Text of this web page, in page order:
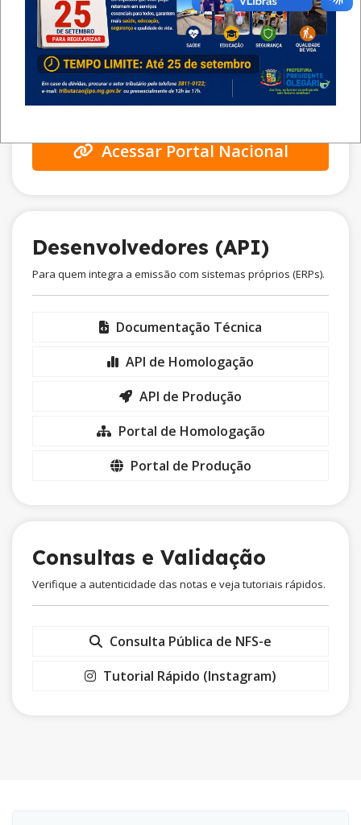
Vídeo: Emissão via Web
Vídeo: Emissão via APP
E-Book de Instruções
Acessar Portal Nacional
Desenvolvedores (API)
Para quem integra a emissão com sistemas próprios (ERPs).
Documentação Técnica
API de Homologação
API de Produção
Portal de Homologação
Portal de Produção
Consultas e Validação
Verifique a autenticidade das notas e veja tutoriais rápidos.
Consulta Pública de NFS-e
Tutorial Rápido (Instagram)